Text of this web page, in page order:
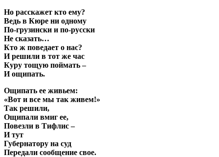
Но расскажет кто ему?
Ведь в Кюре ни одному
По-грузински и по-русски
Не сказать…
Кто ж поведает о нас?
И решили в тот же час
Куру тощую поймать –
И ощипать.
Ощипать ее живьем:
«Вот и все мы так живем!»
Так решили,
Ощипали вмиг ее,
Повезли в Тифлис –
И тут
Губернатору на суд
Передали сообщение свое.